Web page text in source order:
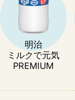
明治
ミルクで元気
PREMIUM